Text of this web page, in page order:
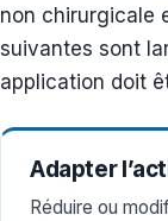
non chirurgicale
suivantes sont
application doit
Adapter
Réduire ou